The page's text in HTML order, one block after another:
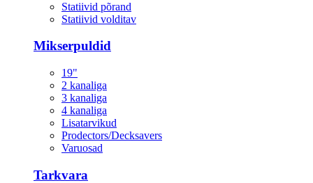
Statiivid põrand
Statiivid volditav
Mikserpuldid
19"
2 kanaliga
3 kanaliga
4 kanaliga
Lisatarvikud
Prodectors/Decksavers
Varuosad
Tarkvara